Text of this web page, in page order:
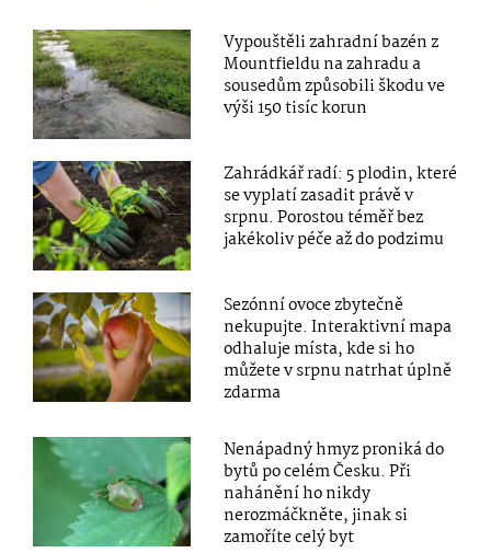
Vypouštěli zahradní bazén z
Mountfieldu na zahradu a
sousedům způsobili škodu ve
výši 150 tisíc korun
Zahrádkář radí: 5 plodin, které
se vyplatí zasadit právě v
srpnu. Porostou téměř bez
jakékoliv péče až do podzimu
Sezónní ovoce zbytečně
nekupujte. Interaktivní mapa
odhaluje místa, kde si ho
můžete v srpnu natrhat úplně
zdarma
Nenápadný hmyz proniká do
bytů po celém Česku. Při
nahánění ho nikdy
nerozmáčkněte, jinak si
zamoříte celý byt